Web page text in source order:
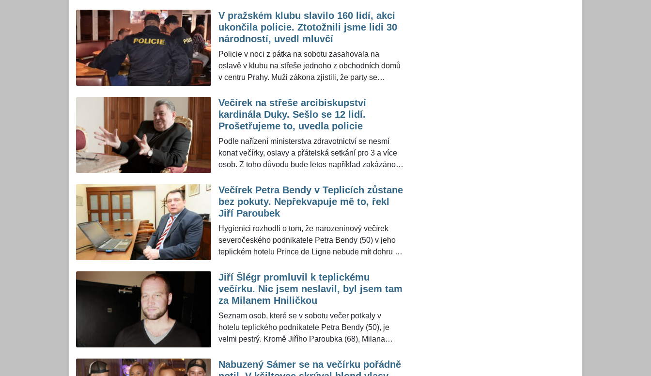
Expremiér promluvil také o tom, kdo se podle něj po
volbách do Sněmovny může stát premiérem. "Oslava
byla fajn, s Františkem jsem hezky poklábosil.
Paroubek pro ŽivotvČesku.cz.
V pražském klubu slavilo 160 lidí, akci
ukončila policie. Ztotožnili jsme lidi 30
národností, uvedl mluvčí
Policie v noci z pátka na sobotu zasahovala na
oslavě v klubu na střeše jednoho z obchodních domů
v centru Prahy. Muži zákona zjistili, že party se
návštěvníků, převážně cizinců, a případ předají do
správního řízení kvůli podezření z porušování
protiepidemických pravidel. Provozovateli podniku
světa," řekl pro ŽivotvČesku.cz mluvčí policie Jan
Večírek na střeše arcibiskupství
kardinála Duky. Sešlo se 12 lidí.
Prošetřujeme to, uvedla policie
Podle nařízení ministerstva zdravotnictví se nesmí
konat večírky, oslavy a přátelská setkání pro 3 a více
osob. Z toho důvodu bude letos například zakázáno i
Arcibiskupského paláce se ale v úterý večer sešlo
nejméně 12 lidí, kteří si dali dobré pití a doutníčky. "O
události jsme se dozvěděli dnes z médii. Věc již
policie Jan Rybanský. Ministerstvo zdravotnictví
potvrdilo, že večírky se pořádat nesmí. "Mimořádné
opatření platí," potvrdila pro ŽivotvČesku.cz mluvčí
Večírek Petra Bendy v Teplicích zůstane
bez pokuty. Nepřekvapuje mě to, řekl
Jiří Paroubek
Hygienici rozhodli o tom, že narozeninový večírek
severočeského podnikatele Petra Bendy (50) v jeho
teplickém hotelu Prince de Ligne nebude mít dohru v
hostům nerespektování vládních opatření, ale hygiena
pro takové jednání nenašla dostatek důkazů. Mezi
návštěvníky byl i někdejší předseda vlády Jiří
závěr hygieny v tomto znění očekával.
Jiří Šlégr promluvil k teplickému
večírku. Nic jsem neslavil, byl jsem tam
za Milanem Hniličkou
Seznam osob, které se v sobotu večer potkaly v
hotelu teplického podnikatele Petra Bendy (50), je
velmi pestrý. Kromě Jiřího Paroubka (68), Milana
(55) se v hotelu Prince de Ligne objevil také Jiří Šlégr
(49). "Šlo o pracovní schůzku," uvedl bývalý hokejista
Nabuzený Sámer se na večírku pořádně